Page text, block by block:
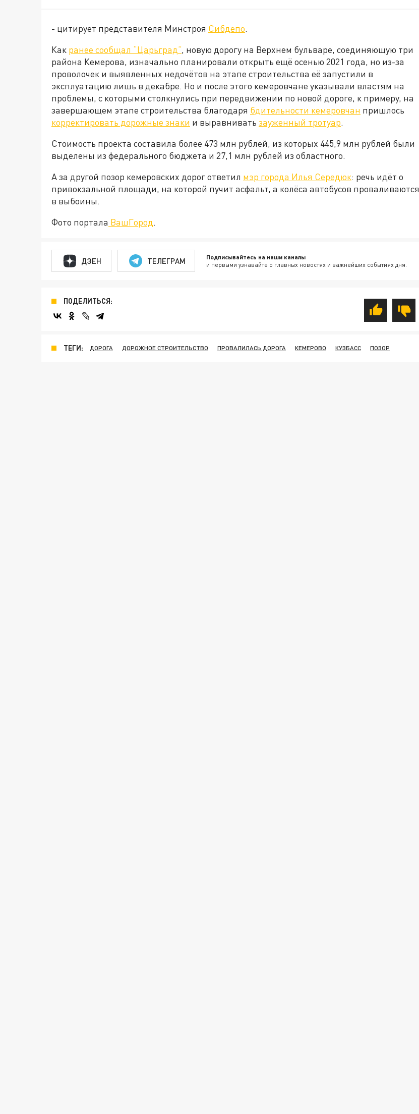
- цитирует представителя Минстроя Сибдепо.
Как ранее сообщал “Царьград”, новую дорогу на Верхнем бульваре, соединяющую три
района Кемерова, изначально планировали открыть ещё осенью 2021 года, но из-за
проволочек и выявленных недочётов на этапе строительства её запустили в
эксплуатацию лишь в декабре. Но и после этого кемеровчане указывали властям на
проблемы, с которыми столкнулись при передвижении по новой дороге, к примеру, на
завершающем этапе строительства благодаря бдительности кемеровчан пришлось
корректировать дорожные знаки и выравнивать зауженный тротуар.
Стоимость проекта составила более 473 млн рублей, из которых 445,9 млн рублей были
выделены из федерального бюджета и 27,1 млн рублей из областного.
А за другой позор кемеровских дорог ответил мэр города Илья Середюк: речь идёт о
привокзальной площади, на которой пучит асфальт, а колёса автобусов проваливаются
в выбоины.
Фото портала ВашГород.
ДЗЕН ТЕЛЕГРАМ Подписывайтесь на наши каналы
и первыми узнавайте о главных новостях и важнейших событиях дня.
ПОДЕЛИТЬСЯ:
ТЕГИ: ДОРОГА ДОРОЖНОЕ СТРОИТЕЛЬСТВО ПРОВАЛИЛАСЬ ДОРОГА КЕМЕРОВО КУЗБАСС ПОЗОР